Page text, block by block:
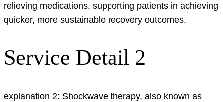
relieving medications, supporting patients in achieving
quicker, more sustainable recovery outcomes.
Service Detail 2
explanation 2: Shockwave therapy, also known as